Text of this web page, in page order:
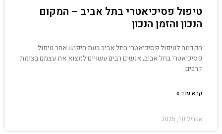
טיפול פסיכיאטרי בתל אביב – המקום
הנכון והזמן הנכון
הקדמה לטיפול פסיכיאטרי בתל אביב בעת חיפוש אחר טיפול
פסיכיאטרי בתל אביב, אנשים רבים עשויים למצוא את עצמם בצומת
דרכים
קרא עוד »
אפריל 10, 2025